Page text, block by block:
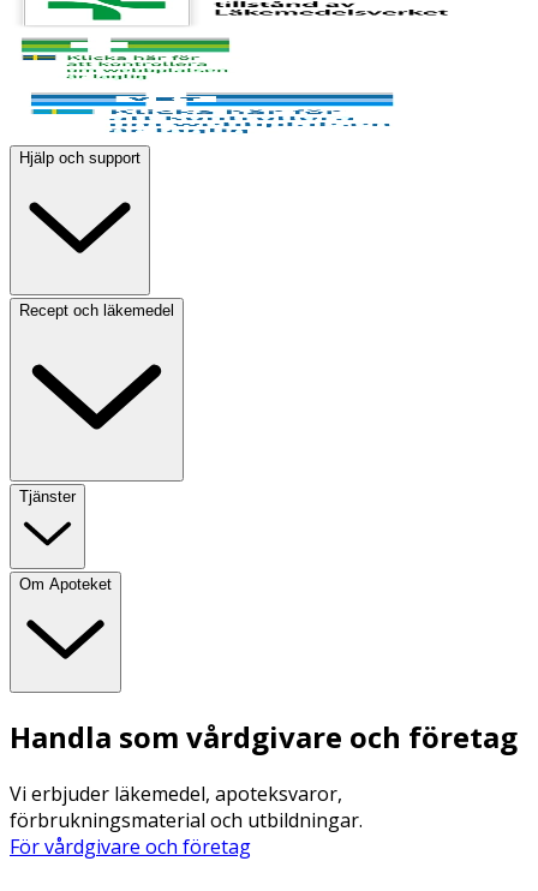
Hjälp och support
Recept och läkemedel
Tjänster
Om Apoteket
Handla som vårdgivare och företag
Vi erbjuder läkemedel, apoteksvaror,
förbrukningsmaterial och utbildningar.
För vårdgivare och företag